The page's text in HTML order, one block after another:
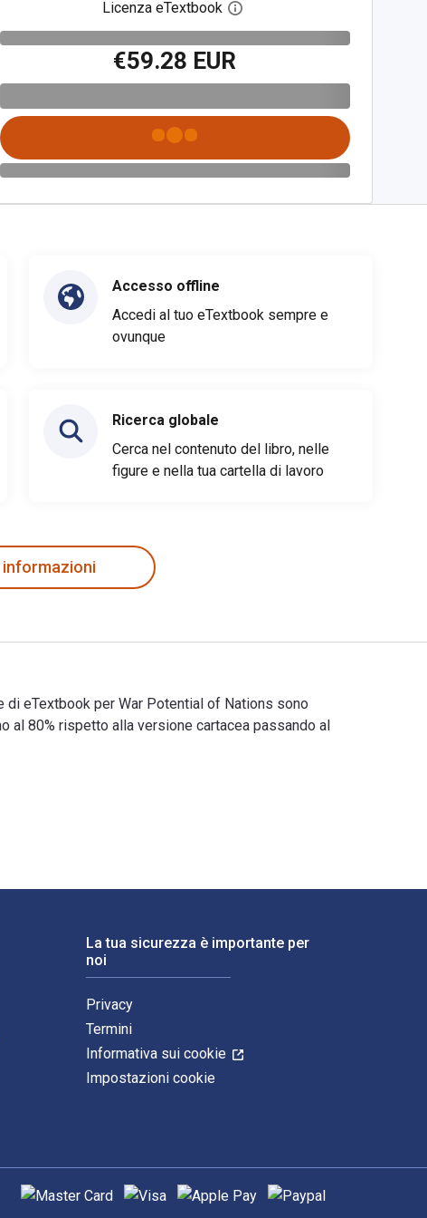
Licenza eTextbook Apri la finestra di dialogo
€59.28 EUR
Accesso offline
Accedi al tuo eTextbook sempre e
ovunque
Ricerca globale
Cerca nel contenuto del libro, nelle
figure e nella tua cartella di lavoro
eTextbook per War Potential of Nations sono
80% rispetto alla versione cartacea passando al
La tua sicurezza è importante per
noi
Privacy
Termini
Informativa sui cookie
Impostazioni cookie
Metodi di pagamento supportati